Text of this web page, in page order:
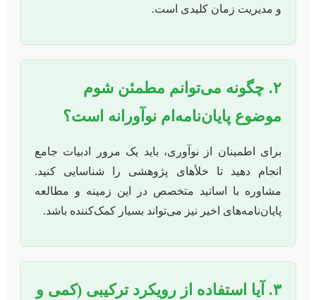
و مدیریت زمان کلیدی است.
۲. چگونه می‌توانم مطمئن شوم
موضوع پایان‌نامه‌ام نوآورانه است؟
برای اطمینان از نوآوری، باید یک مرور ادبیات جامع
انجام دهید تا خلأهای پژوهشی را شناسایی کنید.
مشاوره با اساتید متخصص در این زمینه و مطالعه
پایان‌نامه‌های اخیر نیز می‌تواند بسیار کمک‌کننده باشد.
۳. آیا استفاده از رویکرد ترکیبی (کمی و